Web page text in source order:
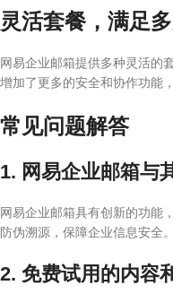
灵活套餐，满足
网易企业邮箱提供多种灵活的
增加了更多的安全和协作功能
常见问题解答
1. 网易企业邮箱与
网易企业邮箱具有创新的功能
防伪溯源，保障企业信息安全
2. 免费试用的内容